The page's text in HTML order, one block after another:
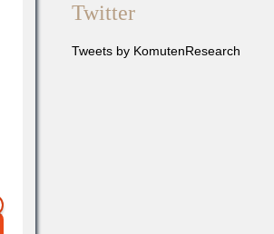
Twitter
Tweets by KomutenResearch